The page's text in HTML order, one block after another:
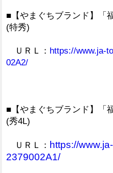
■【やまぐちブランド】「
(特秀)
ＵＲＬ： https://www.ja-
02A2/
■【やまぐちブランド】「
(秀4L)
ＵＲＬ： https://
2379002A1/